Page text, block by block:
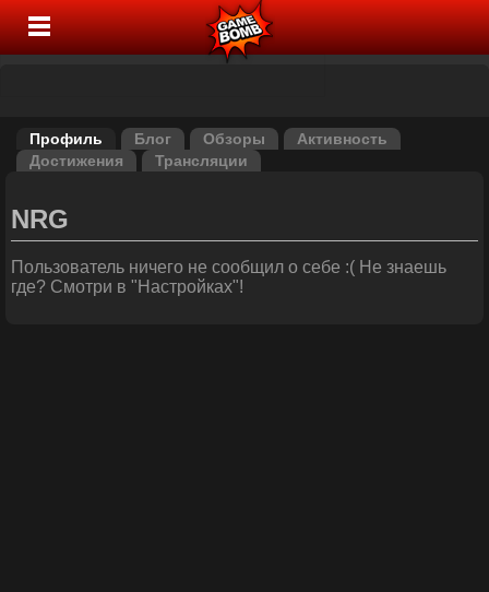
Профиль Блог Обзоры
Активность
Достижения
Трансляции
NRG
Пользователь ничего не сообщил о себе :( Не знаешь
где? Смотри в "Настройках"!